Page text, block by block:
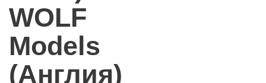
WOLF
Models
(Англия)